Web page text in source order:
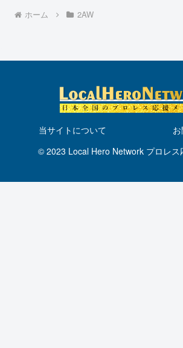
ホーム 2AW
当サイトについて
© 2023 Local Hero Network プロレス